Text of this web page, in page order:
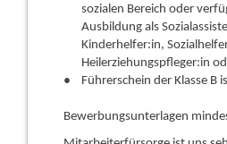
sozialen Bereich oder
Ausbildung als
Kinderhelfer:in,
Heilerziehungspfleger:in
Führerschein der Klasse B
Bewerbungsunterlagen